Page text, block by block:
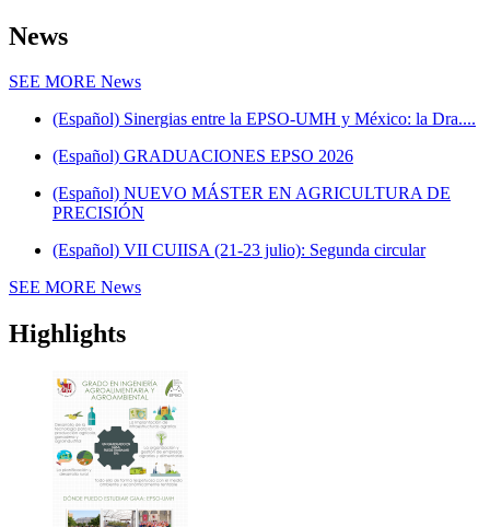
News
SEE MORE News
(Español) Sinergias entre la EPSO-UMH y México: la Dra....
(Español) GRADUACIONES EPSO 2026
(Español) NUEVO MÁSTER EN AGRICULTURA DE
PRECISIÓN
(Español) VII CUIISA (21-23 julio): Segunda circular
SEE MORE News
Highlights